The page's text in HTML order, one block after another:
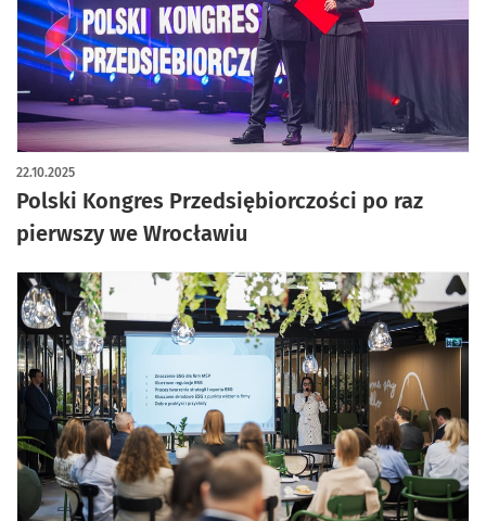
Polski Kongres Przedsiębiorczości po raz
pierwszy we Wrocławiu
22.10.2025